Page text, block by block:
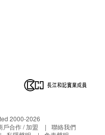
人如需額外索取報告
院臨床資訊管理部處
類型收取有關行政費
，仁安體檢中心會保留
歲以上人士(特別需要
2000-2026
戶合作 / 加盟
聯絡我們